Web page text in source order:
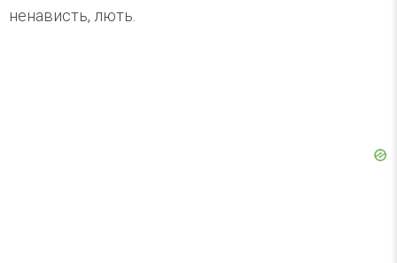
ненависть, лють.